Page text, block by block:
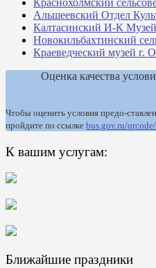
Краснохолмский
Альшеевский Отдел
Калтасинский И-К Музей
Новокильбахтинский
Краеведческий музей г.
Оценка качества
Чтобы оценить условия предо-
пройдите по ссылке bus.gov.ru/
К вашим услугам:
Ближайшие праздники